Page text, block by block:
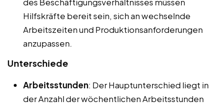
Hilfskräfte bereit sein, sich an wechselnde
Arbeitszeiten und Produktionsanforderungen
anzupassen.
Unterschiede
Arbeitsstunden: Der Hauptunterschied liegt in
der Anzahl der wöchentlichen Arbeitsstunden